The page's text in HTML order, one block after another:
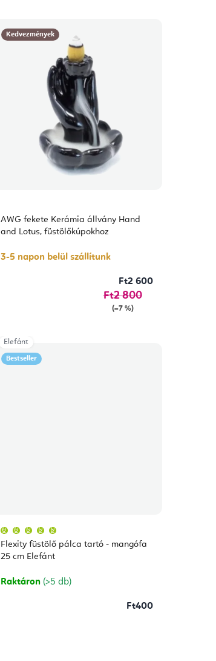
Kedvezmények
AWG fekete Kerámia állvány Hand
and Lotus, füstölőkúpokhoz
3-5 napon belül szállítunk
Ft2 600
Ft2 800
(–7 %)
Bestseller
Flexity füstölő pálca tartó - mangófa
25 cm Elefánt
átlagos
értékelése
csillag.
Raktáron (>5 db)
Ft400
Elefánt